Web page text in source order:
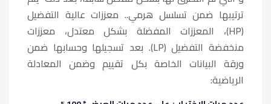
ترتيبها ضمن تسلسل هرمي.. معززات عالية التفضيل
(HP)، المعززات المفضلة بشكل معتدل، معززات
منخفضة التفضيل (LP). بعد تسجيلها وحسابها ضمن
ورقة البيانات الخاصة بكل تقييم وضمن المعادلة
الرياضية: